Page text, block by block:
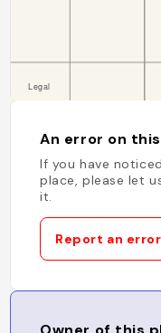
An error on
If you have
place, please let
it.
Report an error